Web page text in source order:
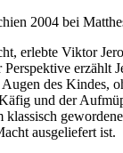
2004 bei
erlebte Viktor
des Kindes,
und der
ausgeliefert ist.